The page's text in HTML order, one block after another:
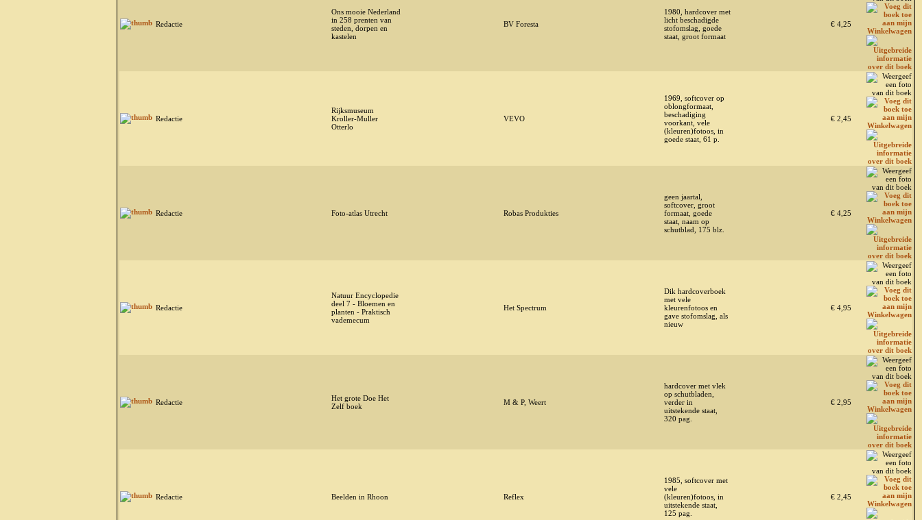
Redactie
Ons mooie Nederland
in 258 prenten van
steden, dorpen en
kastelen
BV Foresta
1980, hardcover met
licht beschadigde
stofomslag, goede
staat, groot formaat
€ 4,25
Redactie
Rijksmuseum
Kroller-Muller
Otterlo
VEVO
1969, softcover op
oblongformaat,
beschadiging
voorkant, vele
(kleuren)fotoos, in
goede staat, 61 p.
€ 2,45
Redactie Foto-atlas Utrecht Robas Produkties
geen jaartal,
softcover, groot
formaat, goede
staat, naam op
schutblad, 175 blz.
€ 4,25
Redactie
Natuur Encyclopedie
deel 7 - Bloemen en
planten - Praktisch
vademecum
Het Spectrum
Dik hardcoverboek
met vele
kleurenfotoos en
gave stofomslag, als
nieuw
€ 4,95
Redactie
Het grote Doe Het
Zelf boek
M & P, Weert
hardcover met vlek
op schutbladen,
verder in
uitstekende staat,
320 pag.
€ 2,95
Redactie Beelden in Rhoon Reflex
1985, softcover met
vele
(kleuren)fotoos, in
uitstekende staat,
125 pag.
€ 2,45